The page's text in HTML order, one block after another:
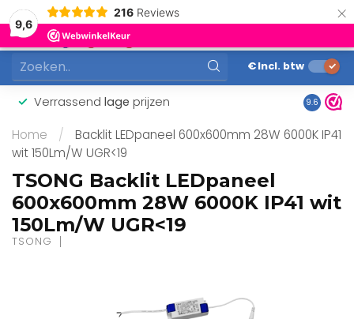
9,6
216 Reviews ×
MENU
0
€Incl. btw
Verrassend lage prijzen 9.6
Home /
Backlit LEDpaneel 600x600mm 28W 6000K IP41
wit 150Lm/W UGR<19
TSONG Backlit LEDpaneel
600x600mm 28W 6000K IP41 wit
150Lm/W UGR<19
TSONG